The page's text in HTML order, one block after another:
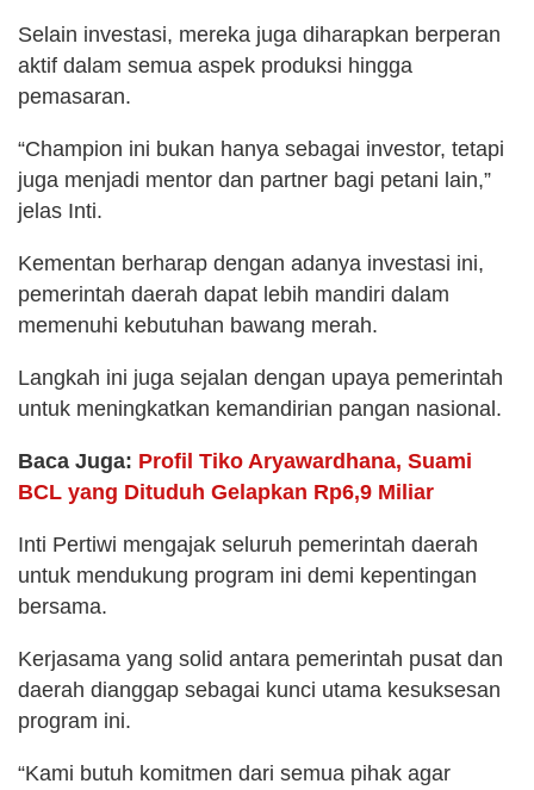
Selain investasi, mereka juga diharapkan berperan
aktif dalam semua aspek produksi hingga
pemasaran.
“Champion ini bukan hanya sebagai investor, tetapi
juga menjadi mentor dan partner bagi petani lain,”
jelas Inti.
Kementan berharap dengan adanya investasi ini,
pemerintah daerah dapat lebih mandiri dalam
memenuhi kebutuhan bawang merah.
Langkah ini juga sejalan dengan upaya pemerintah
untuk meningkatkan kemandirian pangan nasional.
Baca Juga: Profil Tiko Aryawardhana, Suami
BCL yang Dituduh Gelapkan Rp6,9 Miliar
Inti Pertiwi mengajak seluruh pemerintah daerah
untuk mendukung program ini demi kepentingan
bersama.
Kerjasama yang solid antara pemerintah pusat dan
daerah dianggap sebagai kunci utama kesuksesan
program ini.
“Kami butuh komitmen dari semua pihak agar